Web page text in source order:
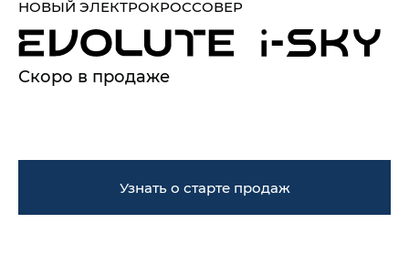
НОВЫЙ ЭЛЕКТРОКРОССОВЕР
Скоро в продаже
Узнать о старте продаж